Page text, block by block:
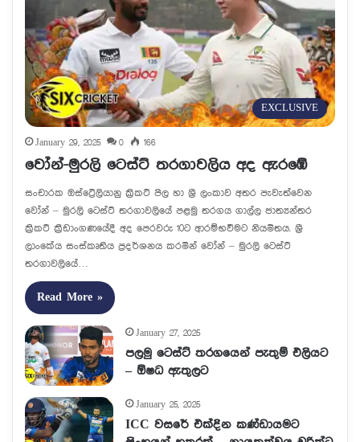
EXCLUSIVE
January 29, 2025 0 166
වෝන්-මුරලි ටෙස්ට් තරගාවලිය අද ඇරඹේ
සංචාරක ඔස්ට්‍රේලියානු ක්‍රිකට් පිල හා ශ්‍රී ලංකාව අතර පැවැත්වෙන
වෝන් – මුරලි ටෙස්ට් තරගාවලියේ පළමු තරගය ගාල්ල ජාත්‍යන්තර
ක්‍රිකට් ක්‍රීඩාංගණයේදී අද පෙරවරු 10ට ආරම්භවීමට නියමිතය. ශ්‍රී
ලාංකේය සංස්කෘතිය ප්‍රදර්ශනය කරමින් වෝන් – මුරලි ටෙස්ට්
තරගාවලියේ…
Read More »
January 27, 2025
පලමු ටෙස්ට් තරගයෙන් පැතුම් එලියට
– ඕෂධ ඇතුලට
January 25, 2025
ICC වසරේ එක්දින කණ්ඩායමට